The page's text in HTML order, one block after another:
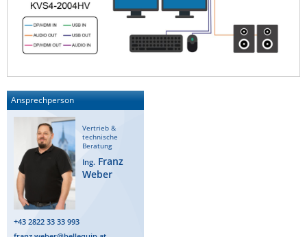
Ansprechperson
Vertrieb &
technische
Beratung
Ing. Franz
Weber
+43 2822 33 33 993